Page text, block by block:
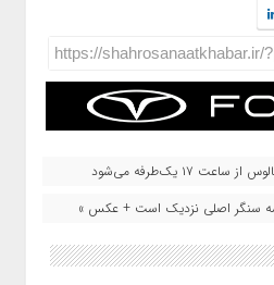
https://shahrosanaatkhabar.ir/
۱۷ یک‌طرفه می‌شود
سه سنگر اصلی نزدیک است + عکس »